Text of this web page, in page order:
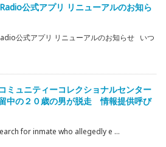
公式アプリ リニューアルのお知ら
公式アプリ リニューアルのお知らせ いつ
ミュニティーコレクショナルセンター
中の２０歳の男が脱走 情報提供呼び
for inmate who allegedly e ...